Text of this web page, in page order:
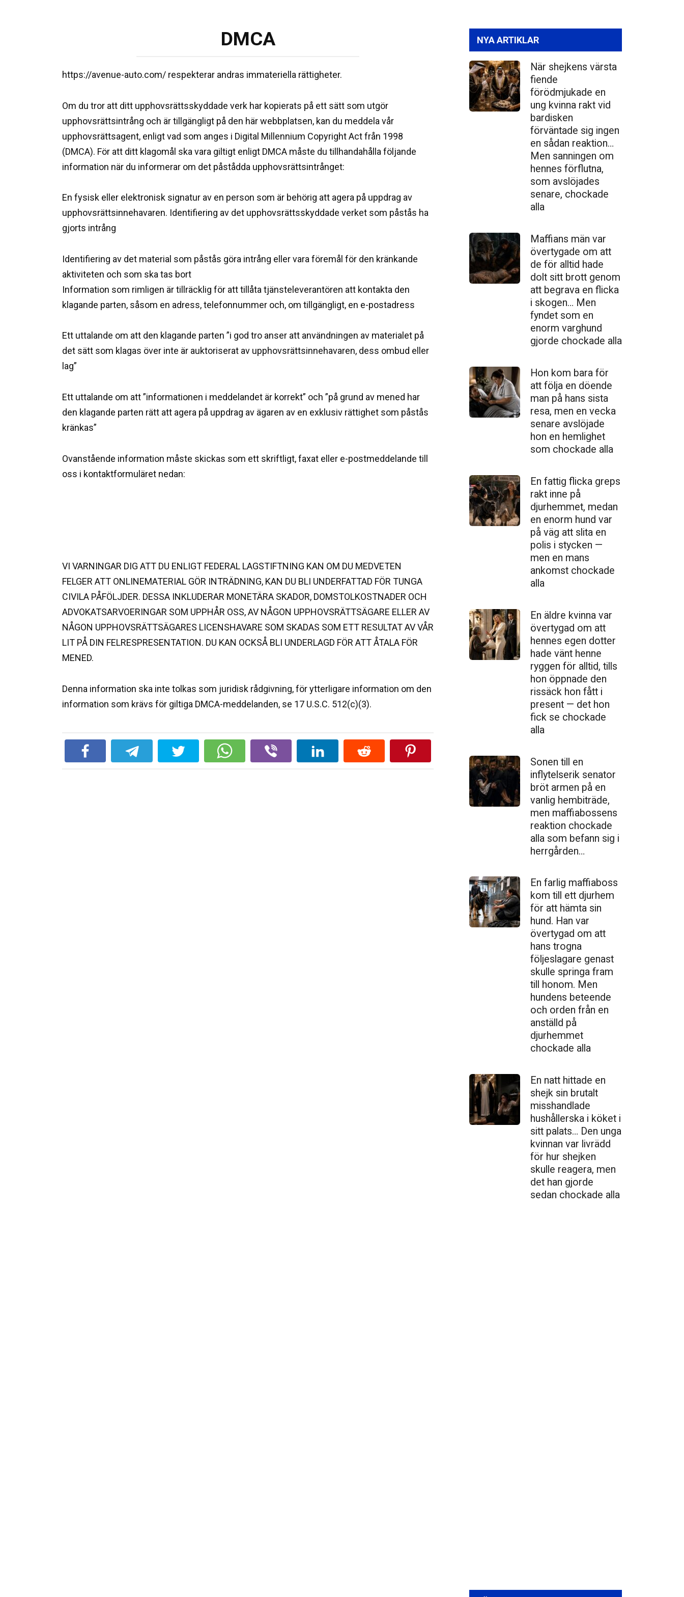
DMCA
https://avenue-auto.com/ respekterar andras immateriella rättigheter.
Om du tror att ditt upphovsrättsskyddade verk har kopierats på ett sätt som utgör
upphovsrättsintrång och är tillgängligt på den här webbplatsen, kan du meddela vår
upphovsrättsagent, enligt vad som anges i Digital Millennium Copyright Act från 1998
(DMCA). För att ditt klagomål ska vara giltigt enligt DMCA måste du tillhandahålla följande
information när du informerar om det påstådda upphovsrättsintrånget:
En fysisk eller elektronisk signatur av en person som är behörig att agera på uppdrag av
upphovsrättsinnehavaren. Identifiering av det upphovsrättsskyddade verket som påstås ha
gjorts intrång
Identifiering av det material som påstås göra intrång eller vara föremål för den kränkande
aktiviteten och som ska tas bort
Information som rimligen är tillräcklig för att tillåta tjänsteleverantören att kontakta den
klagande parten, såsom en adress, telefonnummer och, om tillgängligt, en e-postadress
Ett uttalande om att den klagande parten ”i god tro anser att användningen av materialet på
det sätt som klagas över inte är auktoriserat av upphovsrättsinnehavaren, dess ombud eller
lag”
Ett uttalande om att ”informationen i meddelandet är korrekt” och ”på grund av mened har
den klagande parten rätt att agera på uppdrag av ägaren av en exklusiv rättighet som påstås
kränkas”
Ovanstående information måste skickas som ett skriftligt, faxat eller e-postmeddelande till
oss i kontaktformuläret nedan:
VI VARNINGAR DIG ATT DU ENLIGT FEDERAL LAGSTIFTNING KAN OM DU MEDVETEN
FELGER ATT ONLINEMATERIAL GÖR INTRÄDNING, KAN DU BLI UNDERFATTAD FÖR TUNGA
CIVILA PÅFÖLJDER. DESSA INKLUDERAR MONETÄRA SKADOR, DOMSTOLKOSTNADER OCH
ADVOKATSARVOERINGAR SOM UPPHÅR OSS, AV NÅGON UPPHOVSRÄTTSÄGARE ELLER AV
NÅGON UPPHOVSRÄTTSÄGARES LICENSHAVARE SOM SKADAS SOM ETT RESULTAT AV VÅR
LIT PÅ DIN FELRESPRESENTATION. DU KAN OCKSÅ BLI UNDERLAGD FÖR ATT ÅTALA FÖR
MENED.
Denna information ska inte tolkas som juridisk rådgivning, för ytterligare information om den
information som krävs för giltiga DMCA-meddelanden, se 17 U.S.C. 512(c)(3).
NYA ARTIKLAR
När shejkens värsta
fiende
förödmjukade en
ung kvinna rakt vid
bardisken
förväntade sig ingen
en sådan reaktion…
Men sanningen om
hennes förflutna,
som avslöjades
senare, chockade
alla
Maffians män var
övertygade om att
de för alltid hade
dolt sitt brott genom
att begrava en flicka
i skogen… Men
fyndet som en
enorm varghund
gjorde chockade alla
Hon kom bara för
att följa en döende
man på hans sista
resa, men en vecka
senare avslöjade
hon en hemlighet
som chockade alla
En fattig flicka greps
rakt inne på
djurhemmet, medan
en enorm hund var
på väg att slita en
polis i stycken —
men en mans
ankomst chockade
alla
En äldre kvinna var
övertygad om att
hennes egen dotter
hade vänt henne
ryggen för alltid, tills
hon öppnade den
ris­säck hon fått i
present — det hon
fick se chockade
alla
Sonen till en
inflytelserik senator
bröt armen på en
vanlig hembiträde,
men maffiabossens
reaktion chockade
alla som befann sig i
herrgården…
En farlig maffiaboss
kom till ett djurhem
för att hämta sin
hund. Han var
övertygad om att
hans trogna
följeslagare genast
skulle springa fram
till honom. Men
hundens beteende
och orden från en
anställd på
djurhemmet
chockade alla
En natt hittade en
shejk sin brutalt
misshandlade
hushållerska i köket i
sitt palats… Den unga
kvinnan var livrädd
för hur shejken
skulle reagera, men
det han gjorde
sedan chockade alla